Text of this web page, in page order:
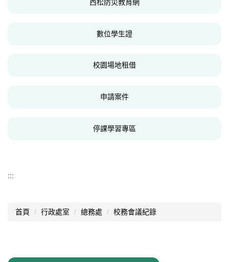
西松防災教育網
數位學生證
校園場地租借
申請案件
停課學習專區
:::
首頁 行政處室 總務處 校務會議紀錄